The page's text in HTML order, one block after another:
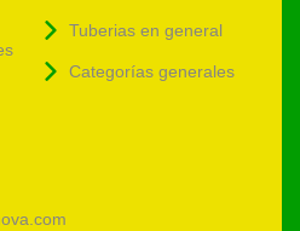
Tuberias en general
Categorías generales